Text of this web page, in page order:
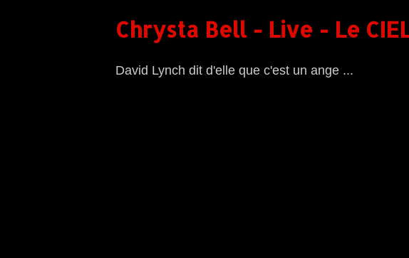
Chrysta Bell - Live - Le
David Lynch dit d'elle que c'est un ange ...